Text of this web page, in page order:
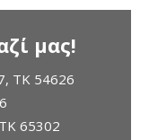
μας!
TK 54626
65302